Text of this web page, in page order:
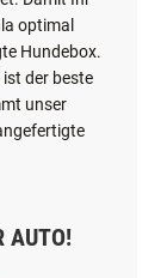
optimal
Hundebox.
der beste
unser
AUTO!